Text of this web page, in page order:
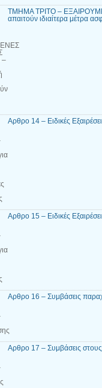
–
ΤΜΗΜΑ ΤΡΙΤΟ –
απαιτούν ιδιαίτερα μέτρα
Αρθρο 14 – Ειδικές
Αρθρο 15 – Ειδικές
Αρθρο 16 – Συμβάσεις
Αρθρο 17 – Συμβάσεις στους